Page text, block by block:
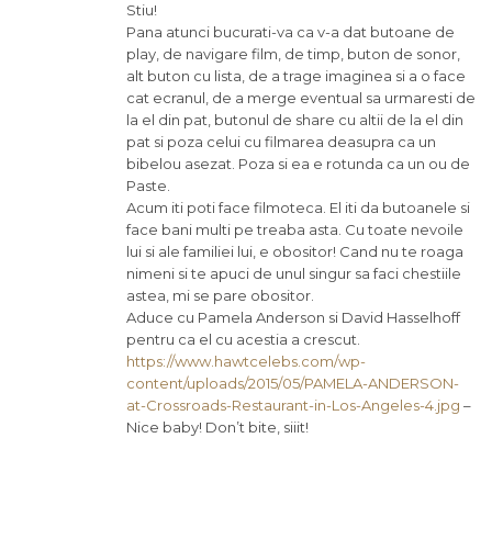
Stiu!
Pana atunci bucurati-va ca v-a dat butoane de
play, de navigare film, de timp, buton de sonor,
alt buton cu lista, de a trage imaginea si a o face
cat ecranul, de a merge eventual sa urmaresti de
la el din pat, butonul de share cu altii de la el din
pat si poza celui cu filmarea deasupra ca un
bibelou asezat. Poza si ea e rotunda ca un ou de
Paste.
Acum iti poti face filmoteca. El iti da butoanele si
face bani multi pe treaba asta. Cu toate nevoile
lui si ale familiei lui, e obositor! Cand nu te roaga
nimeni si te apuci de unul singur sa faci chestiile
astea, mi se pare obositor.
Aduce cu Pamela Anderson si David Hasselhoff
pentru ca el cu acestia a crescut.
https://www.hawtcelebs.com/wp-
content/uploads/2015/05/PAMELA-ANDERSON-
at-Crossroads-Restaurant-in-Los-Angeles-4.jpg –
Nice baby! Don’t bite, siiit!